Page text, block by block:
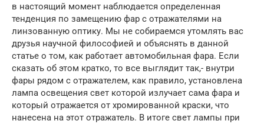
в настоящий момент наблюдается определенная
тенденция по замещению фар с отражателями на
линзованную оптику. Мы не собираемся утомлять вас
друзья научной философией и объяснять в данной
статье о том, как работает автомобильная фара. Если
сказать об этом кратко, то все выглядит так,- внутри
фары рядом с отражателем, как правило, установлена
лампа освещения свет которой излучает сама фара и
который отражается от хромированной краски, что
нанесена на этот отражатель. В итоге свет лампы при